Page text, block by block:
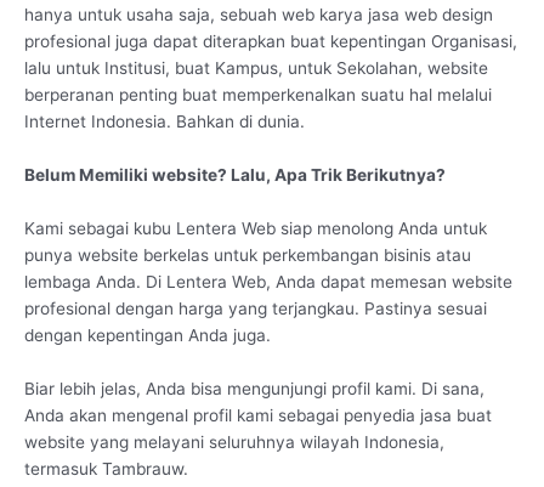
hanya untuk usaha saja, sebuah web karya jasa web design
profesional juga dapat diterapkan buat kepentingan Organisasi,
lalu untuk Institusi, buat Kampus, untuk Sekolahan, website
berperanan penting buat memperkenalkan suatu hal melalui
Internet Indonesia. Bahkan di dunia.
Belum Memiliki website? Lalu, Apa Trik Berikutnya?
Kami sebagai kubu Lentera Web siap menolong Anda untuk
punya website berkelas untuk perkembangan bisinis atau
lembaga Anda. Di Lentera Web, Anda dapat memesan website
profesional dengan harga yang terjangkau. Pastinya sesuai
dengan kepentingan Anda juga.
Biar lebih jelas, Anda bisa mengunjungi profil kami. Di sana,
Anda akan mengenal profil kami sebagai penyedia jasa buat
website yang melayani seluruhnya wilayah Indonesia,
termasuk Tambrauw.